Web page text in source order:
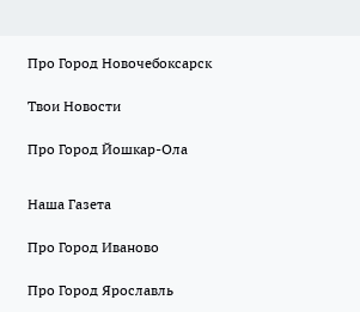
Про Город Новочебоксарск
Твои Новости
Про Город Йошкар-Ола
Наша Газета
Про Город Иваново
Про Город Ярославль